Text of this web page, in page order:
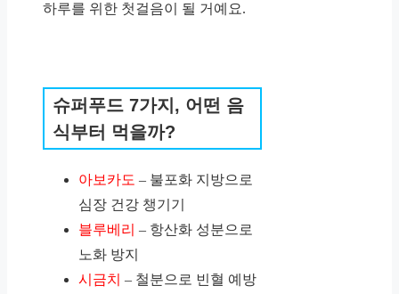
하루를 위한 첫걸음이 될 거예요.
슈퍼푸드 7가지, 어떤 음
식부터 먹을까?
아보카도 – 불포화 지방으로
심장 건강 챙기기
블루베리 – 항산화 성분으로
노화 방지
시금치 – 철분으로 빈혈 예방